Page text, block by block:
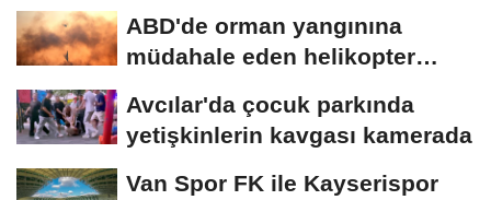
ABD'de orman yangınına
müdahale eden helikopter
Avcılar'da çocuk parkında
yetişkinlerin kavgası kamerada
Van Spor FK ile Kayserispor